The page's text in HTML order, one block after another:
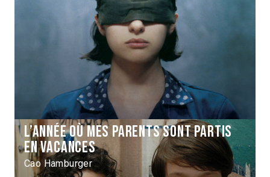
L’Année où mes parents sont partis
en vacances
Cao Hamburger